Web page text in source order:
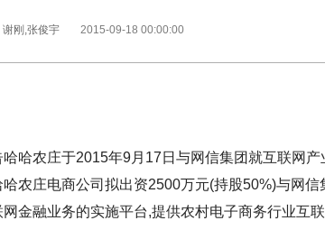
谢刚,张俊宇 2015-09-18 00:00:00
哈农庄于2015年9月17日与网信集团就互联网
农庄电商公司拟出资2500万元(持股50%)与网
金融业务的实施平台,提供农村电子商务行业互